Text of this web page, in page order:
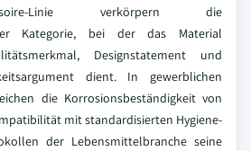
Linie verkörpern die
Kategorie, bei der das Material
Designstatement und
dient. In gewerblichen
die Korrosionsbeständigkeit von
mit standardisierten Hygiene-
der Lebensmittelbranche seine